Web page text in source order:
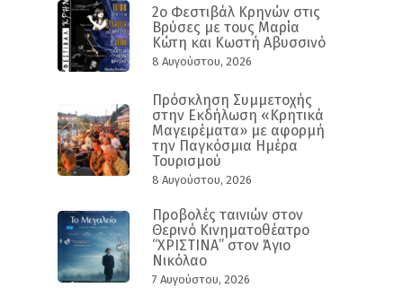
2ο Φεστιβάλ Κρηνών στις
Βρύσες με τους Μαρία
Κώτη και Κωστή Αβυσσινό
8 Αυγούστου, 2026
Πρόσκληση Συμμετοχής
στην Εκδήλωση «Κρητικά
Μαγειρέματα» με αφορμή
την Παγκόσμια Ημέρα
Τουρισμού
8 Αυγούστου, 2026
Προβολές ταινιών στον
Θερινό Κινηματοθέατρο
“ΧΡΙΣΤΙΝΑ” στον Άγιο
Νικόλαο
7 Αυγούστου, 2026